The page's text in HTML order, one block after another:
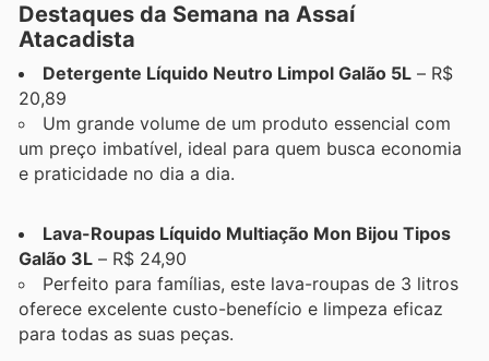
Destaques da Semana na Assaí
Atacadista
Detergente Líquido Neutro Limpol Galão 5L – R$
20,89
Um grande volume de um produto essencial com
um preço imbatível, ideal para quem busca economia
e praticidade no dia a dia.
Lava-Roupas Líquido Multiação Mon Bijou Tipos
Galão 3L – R$ 24,90
Perfeito para famílias, este lava-roupas de 3 litros
oferece excelente custo-benefício e limpeza eficaz
para todas as suas peças.